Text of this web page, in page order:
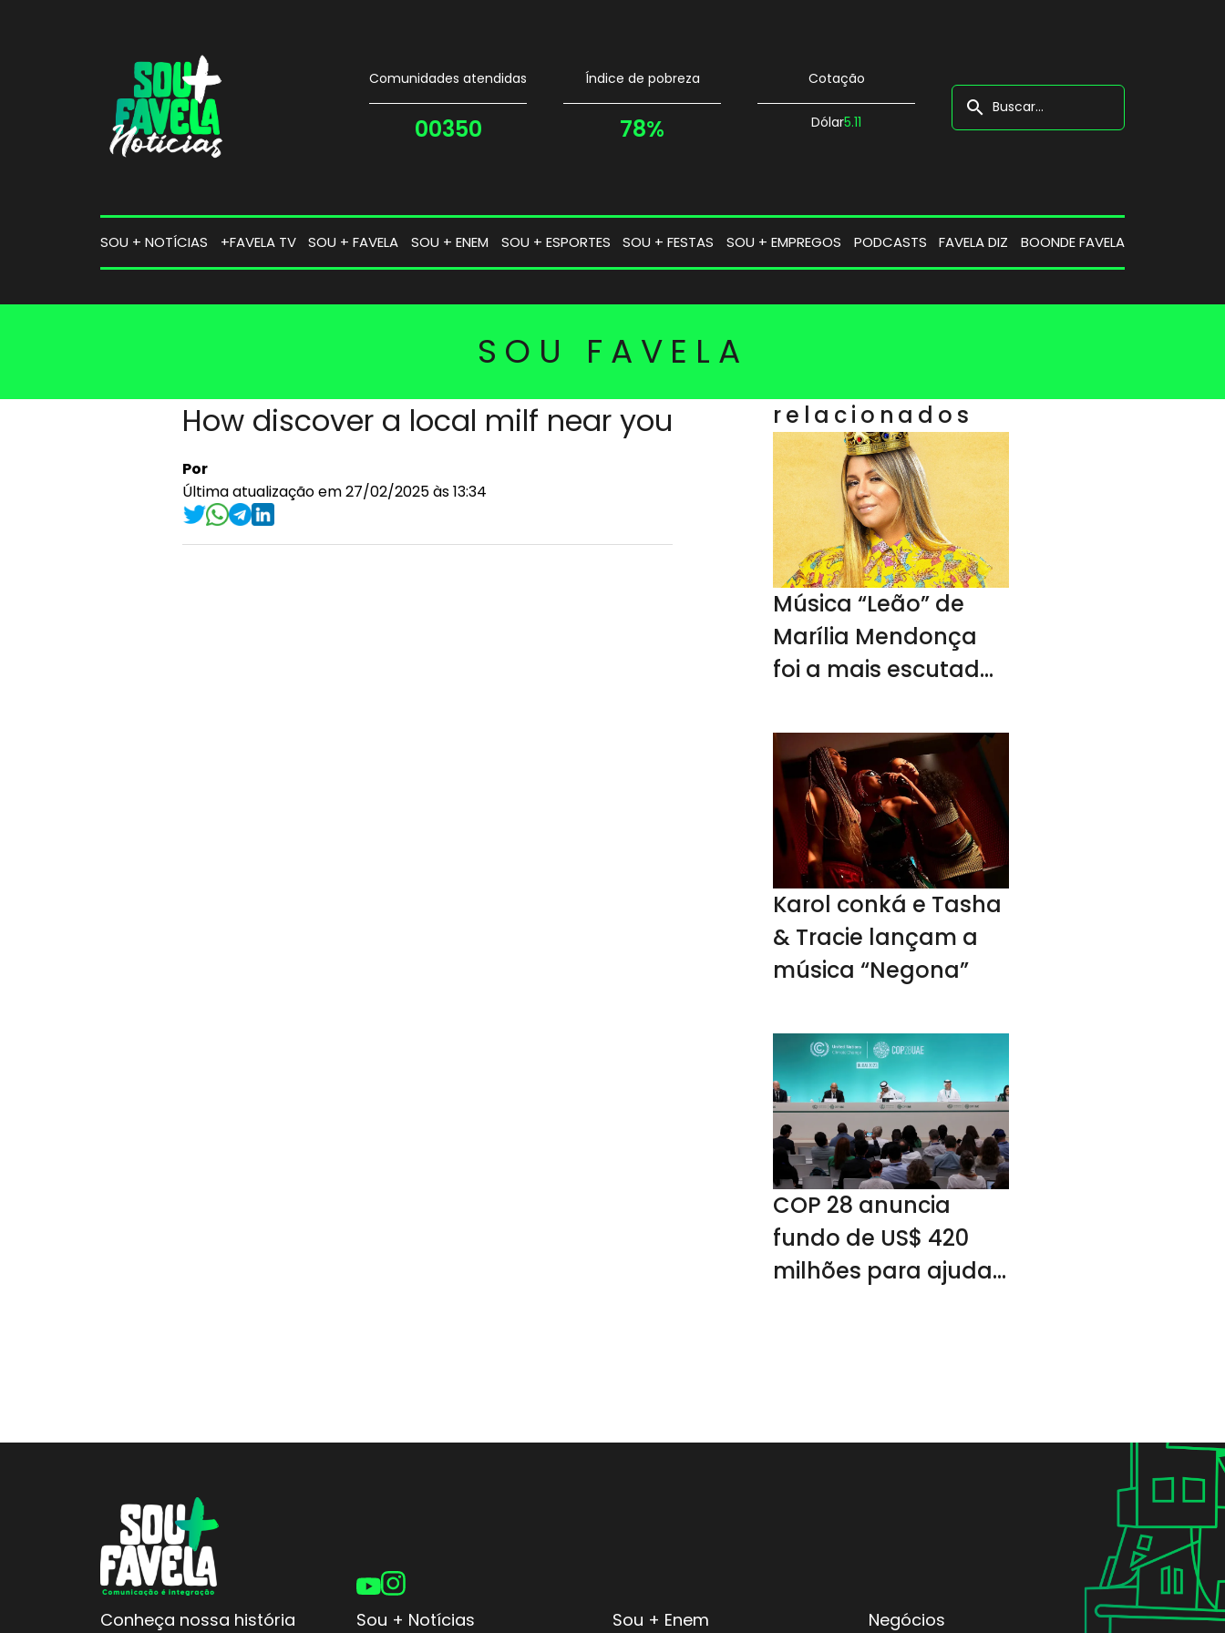
Comunidades atendidas
00350
Índice de pobreza
78%
Cotação
Dólar5.11
search
SOU + NOTÍCIAS +FAVELA TV SOU + FAVELA SOU + ENEM SOU + ESPORTES SOU + FESTAS SOU + EMPREGOS PODCASTS FAVELA DIZ BOONDE FAVELA
SOU FAVELA
How discover a local milf near you
Por
Última atualização em 27/02/2025 às 13:34
relacionados
Música “Leão” de
Marília Mendonça
foi a mais escutada
Karol conká e Tasha
& Tracie lançam a
música “Negona”
COP 28 anuncia
fundo de US$ 420
milhões para ajudar
Conheça nossa história Sou + Notícias Sou + Enem Negócios